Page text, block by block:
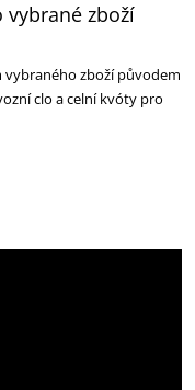
vybrané zboží
vybraného zboží původem
clo a celní kvóty pro